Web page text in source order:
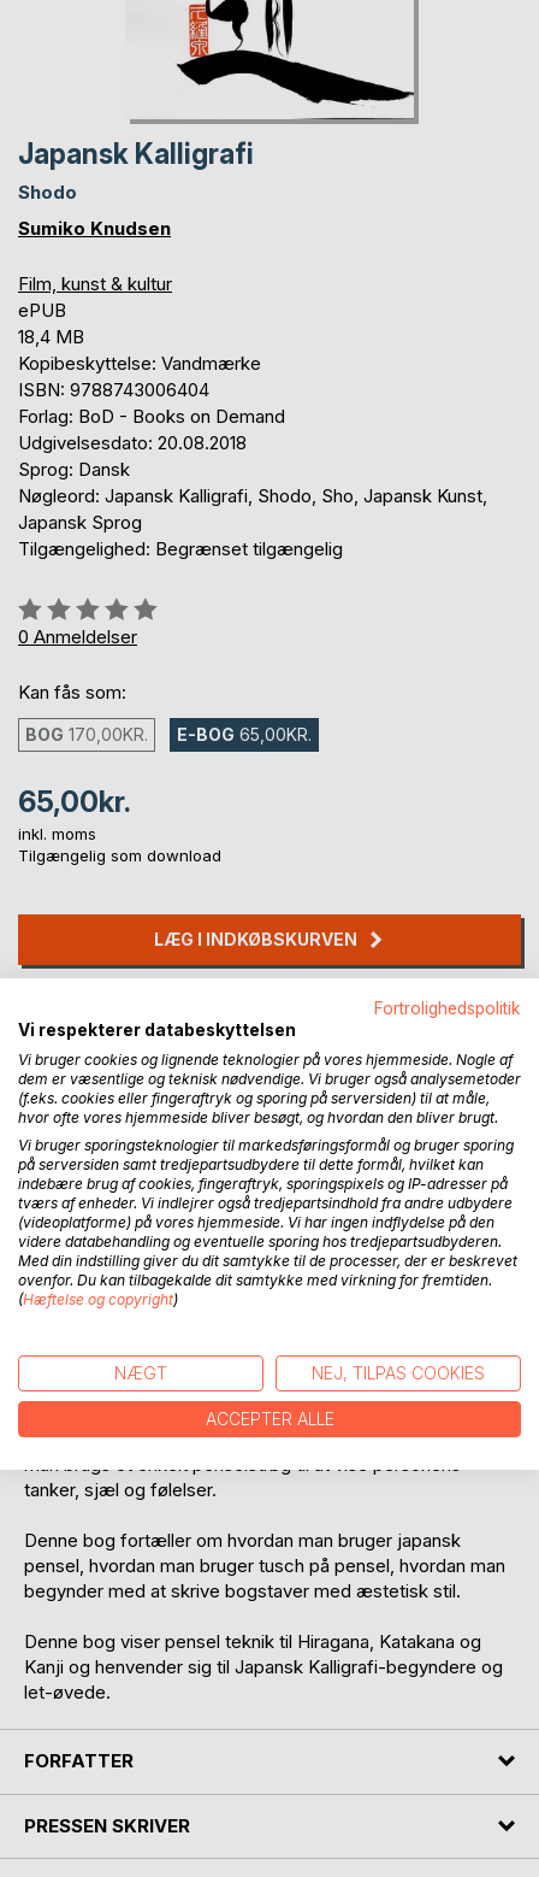
Japansk Kalligrafi
Shodo
Sumiko Knudsen
Film, kunst & kultur
ePUB
18,4 MB
Kopibeskyttelse: Vandmærke
ISBN: 9788743006404
Forlag: BoD - Books on Demand
Udgivelsesdato: 20.08.2018
Sprog: Dansk
Nøgleord: Japansk Kalligrafi, Shodo, Sho, Japansk Kunst,
Japansk Sprog
Tilgængelighed: Begrænset tilgængelig
Anmeldelse::
0%
0 Anmeldelser
Kan fås som:
BOG 170,00KR. E-BOG 65,00KR.
65,00kr.
inkl. moms
Tilgængelig som download
LÆG I INDKØBSKURVEN
Anmeld titel
BESKRIVELSE
Shodo er sammensat af ordene "Sho" som betyder skrive,
og "Do", som betyder vej.
Japansk Kalligrafi har sin oprindelse i Kalligrafi fra Kina, som
går 3000 år tilbage. Denne kunstform fra Kina nåede til
Japan. Man har i tidligere tid betragtet Kalligrafi i Kina og
Japan som spejlbillede af deres tankegang og ånd, hvor
man brugs et enkelt penselstrøg til at vise personens
tanker, sjæl og følelser.
Denne bog fortæller om hvordan man bruger japansk
pensel, hvordan man bruger tusch på pensel, hvordan man
begynder med at skrive bogstaver med æstetisk stil.
Denne bog viser pensel teknik til Hiragana, Katakana og
Kanji og henvender sig til Japansk Kalligrafi-begyndere og
let-øvede.
FORFATTER
PRESSEN SKRIVER
Fortrolighedspolitik
Vi respekterer databeskyttelsen
Vi bruger cookies og lignende teknologier på vores hjemmeside. Nogle af
dem er væsentlige og teknisk nødvendige. Vi bruger også analysemetoder
(f.eks. cookies eller fingeraftryk og sporing på serversiden) til at måle,
hvor ofte vores hjemmeside bliver besøgt, og hvordan den bliver brugt.
Vi bruger sporingsteknologier til markedsføringsformål og bruger sporing
på serversiden samt tredjepartsudbydere til dette formål, hvilket kan
indebære brug af cookies, fingeraftryk, sporingspixels og IP-adresser på
tværs af enheder. Vi indlejrer også tredjepartsindhold fra andre udbydere
(videoplatforme) på vores hjemmeside. Vi har ingen indflydelse på den
videre databehandling og eventuelle sporing hos tredjepartsudbyderen.
Med din indstilling giver du dit samtykke til de processer, der er beskrevet
ovenfor. Du kan tilbagekalde dit samtykke med virkning for fremtiden.
(Hæftelse og copyright)
NÆGT NEJ, TILPAS COOKIES
ACCEPTER ALLE